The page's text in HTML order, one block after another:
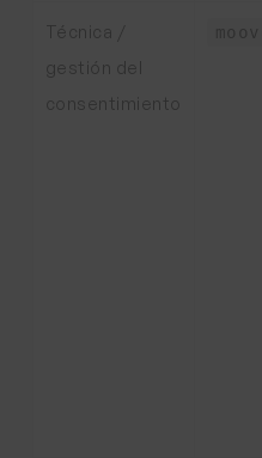
Técnica /
gestión del
consentimiento